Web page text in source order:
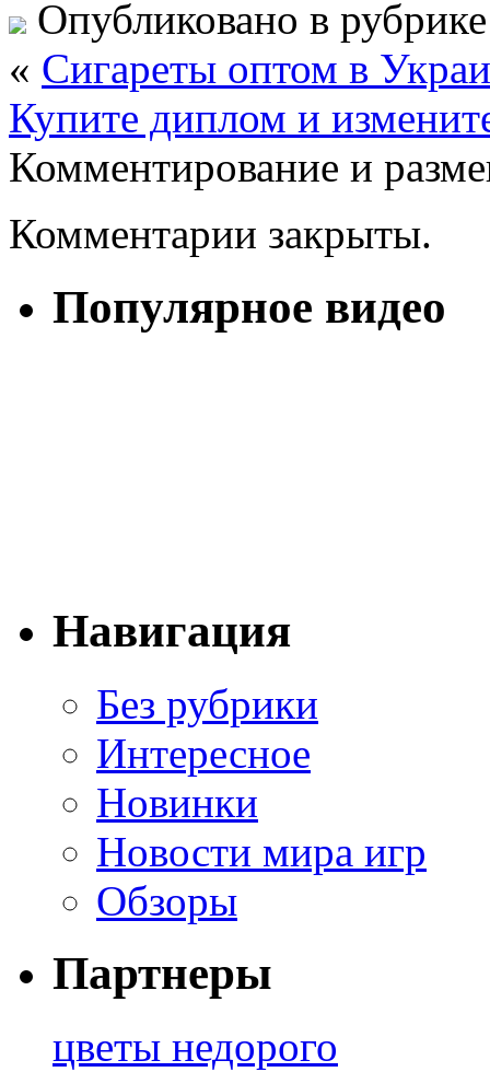
Опубликовано в
« Сигареты оптом в
Купите диплом и
Комментирование и
Комментарии закрыты.
Популярное видео
Навигация
Без рубрики
Интересное
Новинки
Новости мира игр
Обзоры
Партнеры
цветы недорого